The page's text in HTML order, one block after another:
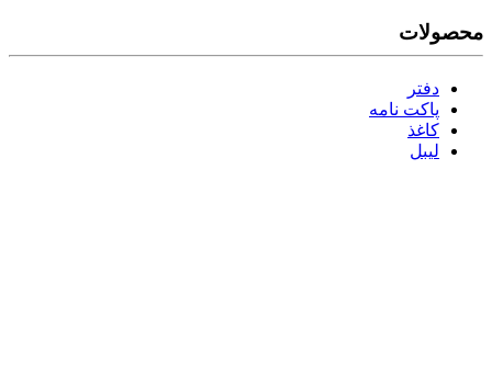
محصولات
دفتر
پاکت نامه
کاغذ
لیبل